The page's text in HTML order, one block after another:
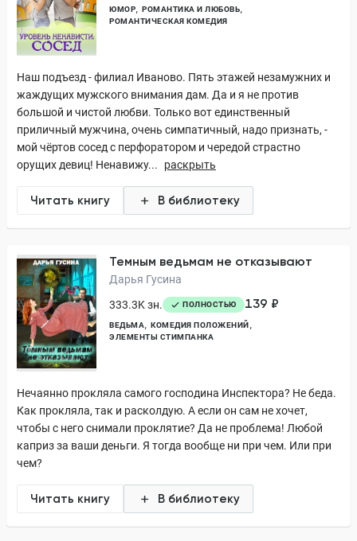
ЮМОР
РОМАНТИКА И ЛЮБОВЬ
РОМАНТИЧЕСКАЯ КОМЕДИЯ
Наш подъезд - филиал Иваново. Пять этажей незамужних и
жаждущих мужского внимания дам. Да и я не против
большой и чистой любви. Только вот единственный
приличный мужчина, очень симпатичный, надо признать, -
мой чёртов сосед с перфоратором и чередой страстно
орущих девиц! Ненавижу...
раскрыть
Читать книгу В библиотеку
Темным ведьмам не отказывают
Дарья Гусина
333.3K зн.
ПОЛНОСТЬЮ 139 ₽
ВЕДЬМА
КОМЕДИЯ ПОЛОЖЕНИЙ
ЭЛЕМЕНТЫ СТИМПАНКА
Нечаянно прокляла самого господина Инспектора? Не беда.
Как прокляла, так и расколдую. А если он сам не хочет,
чтобы с него снимали проклятие? Да не проблема! Любой
каприз за ваши деньги. Я тогда вообще ни при чем. Или при
чем?
Читать книгу В библиотеку